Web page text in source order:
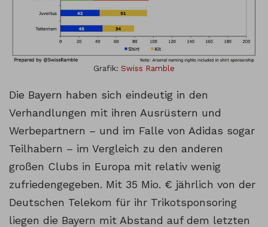
Grafik: Swiss Ramble
Die Bayern haben sich eindeutig in den
Verhandlungen mit ihren Ausrüstern und
Werbepartnern – und im Falle von Adidas sogar
Teilhabern – im Vergleich zu den anderen
großen Clubs in Europa mit relativ wenig
zufriedengegeben. Mit 35 Mio. € jährlich von der
Deutschen Telekom für ihr Trikotsponsoring
liegen die Bayern mit Abstand auf dem letzten